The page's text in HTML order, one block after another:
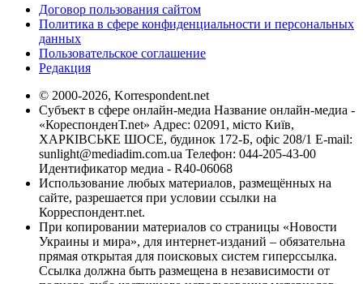
Договор пользования сайтом
Политика в сфере конфиденциальности и персональных
данных
Пользовательское соглашение
Редакция
© 2000-2026, Korrespondent.net
Субъект в сфере онлайн-медиа Название онлайн-медиа -
«КореспонденТ.net» Адрес: 02091, місто Київ,
ХАРКІВСЬКЕ ШОСЕ, будинок 172-Б, офіс 208/1 E-mail:
sunlight@mediadim.com.ua Телефон: 044-205-43-00
Идентификатор медиа - R40-06068
Использование любых материалов, размещённых на
сайте, разрешается при условии ссылки на
Корреспондент.net.
При копировании материалов со страницы «Новости
Украины и мира», для интернет-изданий – обязательна
прямая открытая для поисковых систем гиперссылка.
Ссылка должна быть размещена в независимости от